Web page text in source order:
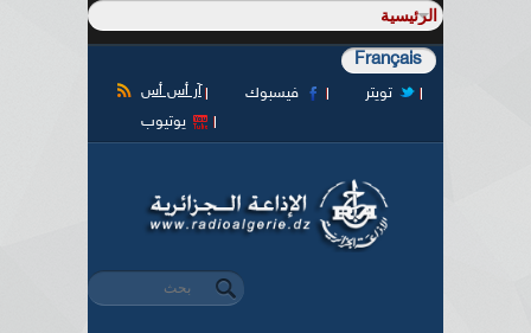
Français
آر أس أس فيسبوك
تويتر
يوتيوب
استمارة البحث
‏بحث ‏